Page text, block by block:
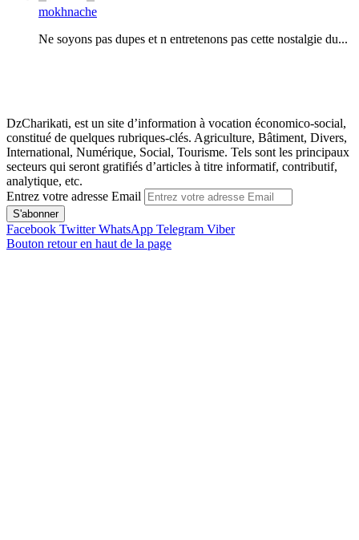
mokhnache
Ne soyons pas dupes et n entretenons pas cette nostalgie du...
DzCharikati, est un site d’information à vocation économico-social,
constitué de quelques rubriques-clés. Agriculture, Bâtiment, Divers,
International, Numérique, Social, Tourisme. Tels sont les principaux
secteurs qui seront gratifiés d’articles à titre informatif, contributif,
analytique, etc.
Entrez votre adresse Email
Facebook Twitter WhatsApp Telegram Viber
Bouton retour en haut de la page